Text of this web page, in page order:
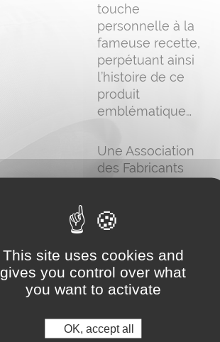
touche
personnelle à la
fameuse recette,
perpétuant ainsi
l’histoire de ce
produit
emblématique…
Une Association
des Fabricants
(AFBJP) a même
l’initiative des
professionnels
amoureux de cette
raffinée.
This site uses cookies and
gives you control over what
you want to activate
OK, accept all